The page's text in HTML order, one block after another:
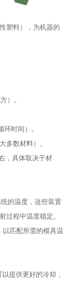
塑料），为机器的
）。
时间）。
多数材料）。
，具体取决于材
的温度，这些装置
过程中温度稳定。
匹配所需的模具温
提供更好的冷却，